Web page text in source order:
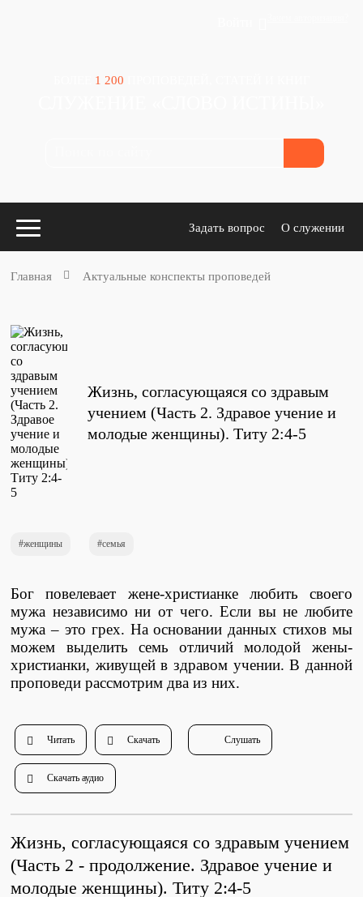
1 200
Задать вопрос О служении
стих за стихом
Библейская школа.
Богословие
Библейская школа.
Душепопечение
Служение «Слово Истины»
Служение «Слово Истины»
Главная Актуальные конспекты проповедей
Жизнь, согласующаяся со здравым
учением (Часть 2. Здравое учение и
молодые женщины). Титу 2:4-5
женщины семья
Бог повелевает жене-христианке любить своего
мужа независимо ни от чего. Если вы не любите
мужа – это грех. На основании данных стихов мы
можем выделить семь отличий молодой жены-
христианки, живущей в здравом учении. В данной
проповеди рассмотрим два из них.
Читать Скачать Слушать
Скачать аудио
Жизнь, согласующаяся со здравым учением
(Часть 2 - продолжение. Здравое учение и
молодые женщины). Титу 2:4-5